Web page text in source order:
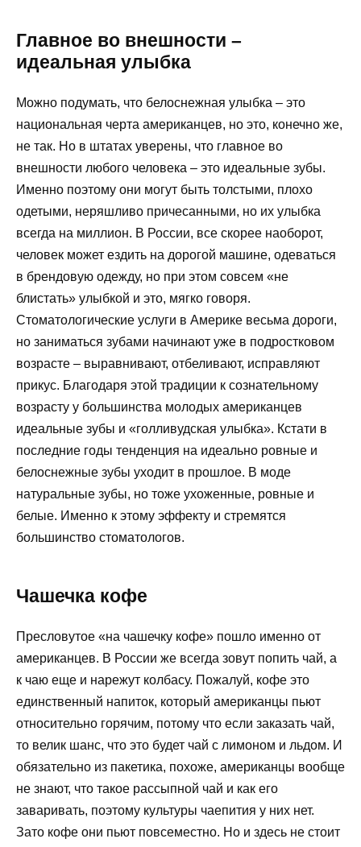
Главное во внешности –
идеальная улыбка
Можно подумать, что белоснежная улыбка – это
национальная черта американцев, но это, конечно же,
не так. Но в штатах уверены, что главное во
внешности любого человека – это идеальные зубы.
Именно поэтому они могут быть толстыми, плохо
одетыми, неряшливо причесанными, но их улыбка
всегда на миллион. В России, все скорее наоборот,
человек может ездить на дорогой машине, одеваться
в брендовую одежду, но при этом совсем «не
блистать» улыбкой и это, мягко говоря.
Стоматологические услуги в Америке весьма дороги,
но заниматься зубами начинают уже в подростковом
возрасте – выравнивают, отбеливают, исправляют
прикус. Благодаря этой традиции к сознательному
возрасту у большинства молодых американцев
идеальные зубы и «голливудская улыбка». Кстати в
последние годы тенденция на идеально ровные и
белоснежные зубы уходит в прошлое. В моде
натуральные зубы, но тоже ухоженные, ровные и
белые. Именно к этому эффекту и стремятся
большинство стоматологов.
Чашечка кофе
Пресловутое «на чашечку кофе» пошло именно от
американцев. В России же всегда зовут попить чай, а
к чаю еще и нарежут колбасу. Пожалуй, кофе это
единственный напиток, который американцы пьют
относительно горячим, потому что если заказать чай,
то велик шанс, что это будет чай с лимоном и льдом. И
обязательно из пакетика, похоже, американцы вообще
не знают, что такое рассыпной чай и как его
заваривать, поэтому культуры чаепития у них нет.
Зато кофе они пьют повсеместно. Но и здесь не стоит